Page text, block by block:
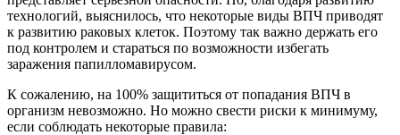
технологий, выяснилось, что некоторые виды ВПЧ приводят
к развитию раковых клеток. Поэтому так важно держать его
под контролем и стараться по возможности избегать
заражения папилломавирусом.
К сожалению, на 100% защититься от попадания ВПЧ в
организм невозможно. Но можно свести риски к минимуму,
если соблюдать некоторые правила: